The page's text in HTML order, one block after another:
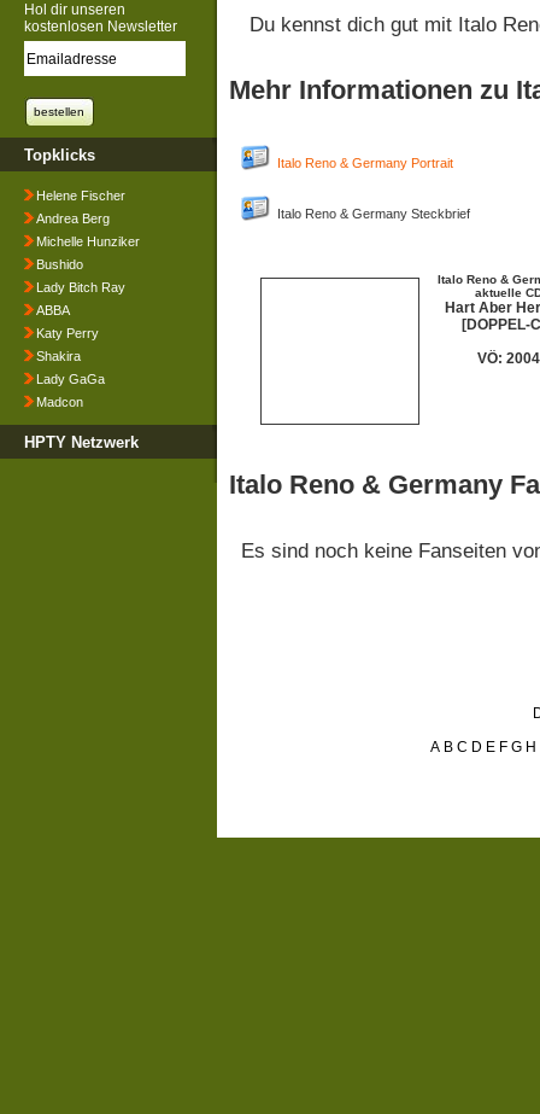
Hol dir unseren
kostenlosen Newsletter
Topklicks
Helene Fischer
Andrea Berg
Michelle Hunziker
Bushido
Lady Bitch Ray
ABBA
Katy Perry
Shakira
Lady GaGa
Madcon
HPTY Netzwerk
Du kennst dich gut mit Italo
Mehr Informationen zu
Italo Reno & Germany Portrait
Italo Reno & Germany Steckbrief
Italo Reno &
aktuelle
Hart Aber
[DOPPEL-
VÖ: 2004
Italo Reno & Germany
Es sind noch keine Fanseiten
A B C D E F G H